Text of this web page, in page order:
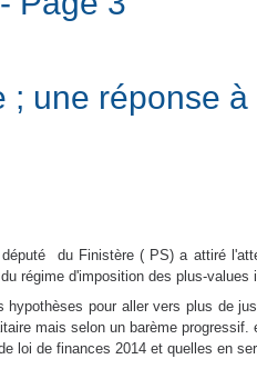
; une réponse
député du Finistère ( PS) a attiré
régime d'imposition des plus-values
hypothèses pour aller vers plus de
mais selon un barème
loi de finances 2014 et quelles en